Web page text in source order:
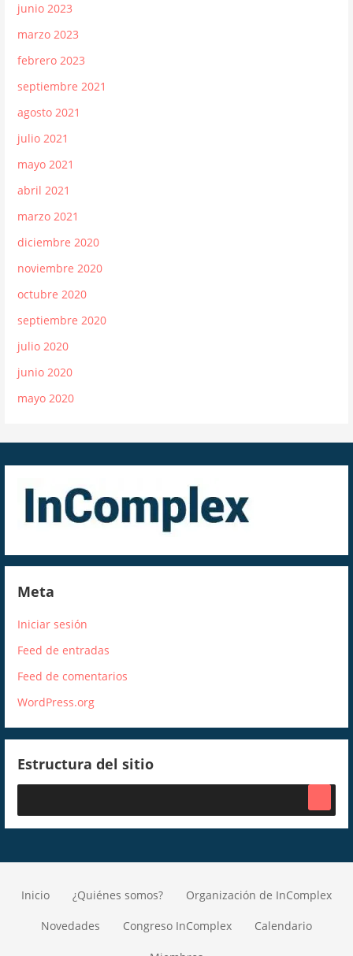
junio 2023
marzo 2023
febrero 2023
septiembre 2021
agosto 2021
julio 2021
mayo 2021
abril 2021
marzo 2021
diciembre 2020
noviembre 2020
octubre 2020
septiembre 2020
julio 2020
junio 2020
mayo 2020
Meta
Iniciar sesión
Feed de entradas
Feed de comentarios
WordPress.org
Estructura del sitio
Inicio ¿Quiénes somos? Organización de InComplex
Novedades Congreso InComplex Calendario